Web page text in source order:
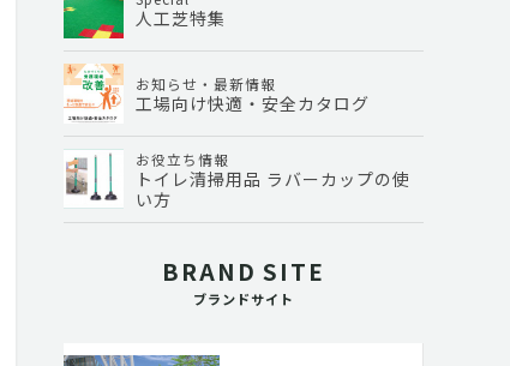
人工芝特集
お知らせ・最新情報
工場向け快適・安全カタログ
お役立ち情報
トイレ清掃用品 ラバーカップの使
い方
BRAND SITE
ブランドサイト